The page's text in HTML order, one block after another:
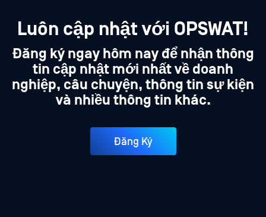
Luôn cập nhật với OPSWAT!
Đăng ký ngay hôm nay để nhận thông
tin cập nhật mới nhất về doanh
nghiệp, câu chuyện, thông tin sự kiện
và nhiều thông tin khác.
Đăng Ký